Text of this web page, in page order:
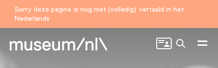
Sorry deze pagina is nog niet (volledig) vertaald in het
Nederlands
Zoeken